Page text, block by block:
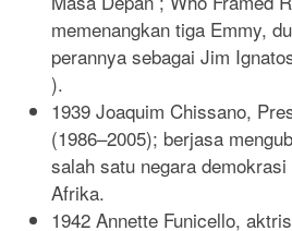
memenangkan tiga Emmy,
perannya sebagai Jim
).
1939 Joaquim Chissano,
(1986–2005); berjasa
salah satu negara
Afrika.
1942 Annette Funicello,